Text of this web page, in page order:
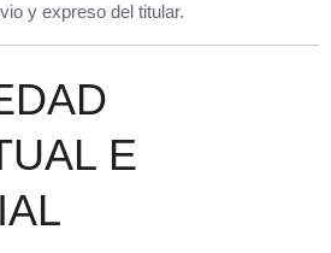
y expreso del titular.
E